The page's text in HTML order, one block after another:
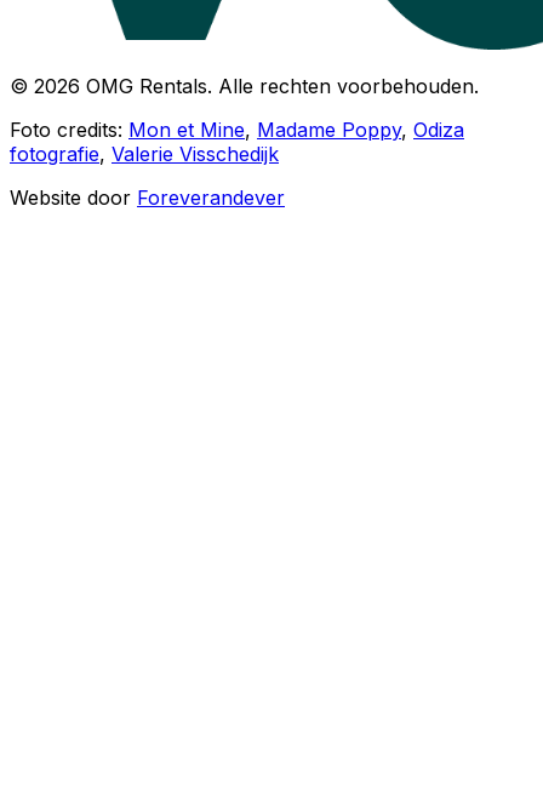
© 2026 OMG Rentals. Alle rechten voorbehouden.
Foto credits: Mon et Mine, Madame Poppy, Odiza
fotografie, Valerie Visschedijk
Website door Foreverandever